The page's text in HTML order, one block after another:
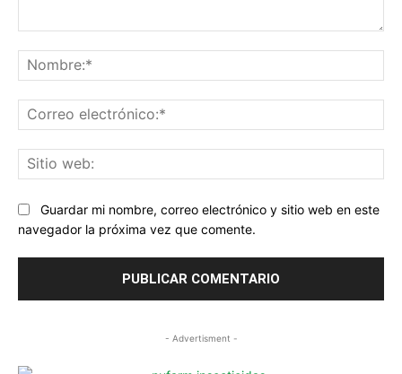
Guardar mi nombre, correo electrónico y sitio web en este
navegador la próxima vez que comente.
- Advertisment -